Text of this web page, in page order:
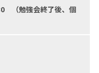
（勉強会終了後、個